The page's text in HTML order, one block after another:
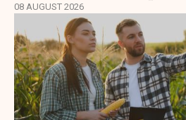
08 AUGUST 2026